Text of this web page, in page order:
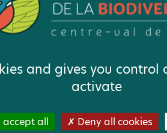
pollinisateurs sauvages.
30 ans plus de 80 % de cettebiomasse
de pesticides, l’uniformisation des
à la mortalité grandissante des
2026
and gives you
activate
accept all Deny all cookies